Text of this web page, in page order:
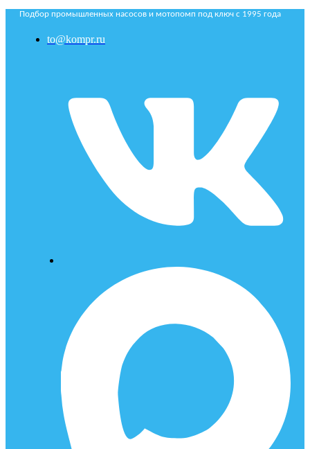
Подбор промышленных насосов и мотопомп под ключ с 1995 года
to@kompr.ru